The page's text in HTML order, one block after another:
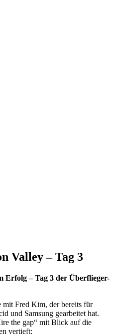
Valley – Tag 3
Erfolg – Tag 3 der Überflieger-
mit Fred Kim, der bereits für
und Samsung gearbeitet hat.
the gap“ mit Blick auf die
vertieft: